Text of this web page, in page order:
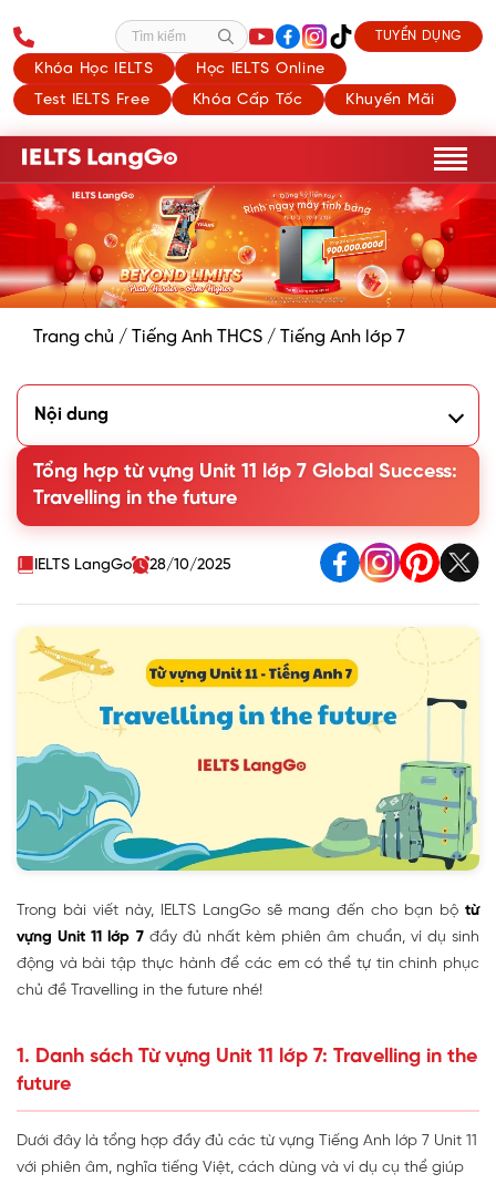
Khóa Học IELTS
Học IELTS Online
Test IELTS Free
Khóa Cấp Tốc Khuyến Mãi
Tìm kiếm TUYỂN DỤNG
Trang chủ / Tiếng Anh THCS / Tiếng Anh lớp 7
Nội dung
2. Các cụm từ vựng hay trong Tiếng Anh lớp 7 Unit 11
3. Bài tập từ vựng Unit 11 lớp 7 sách mới
Tổng hợp từ vựng Unit 11 lớp 7 Global Success:
Travelling in the future
IELTS LangGo 28/10/2025
Trong bài viết này, IELTS LangGo sẽ mang đến cho bạn bộ từ
vựng Unit 11 lớp 7đầy đủ nhất kèm phiên âm chuẩn, ví dụ sinh
động và bài tập thực hành để các em có thể tự tin chinh phục
chủ đề Travelling in the future nhé!
1. Danh sách Từ vựng Unit 11 lớp 7: Travelling in the
future
Dưới đây là tổng hợp đầy đủ các từ vựng Tiếng Anh lớp 7 Unit 11
với phiên âm, nghĩa tiếng Việt, cách dùng và ví dụ cụ thể giúp